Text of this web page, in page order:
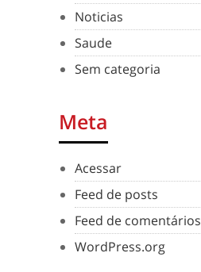
Noticias
Saude
Sem categoria
Meta
Acessar
Feed de posts
Feed de comentários
WordPress.org